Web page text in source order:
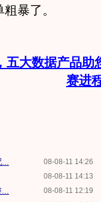
暴了。
五大数据产品助
赛进
08-08-11 14:26
08-08-11 14:13
08-08-11 12:19